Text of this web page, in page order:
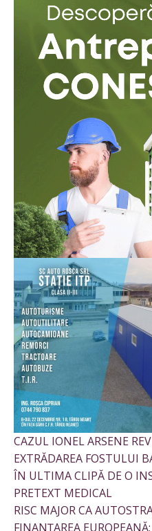
CAZUL IONEL ARSENE
EXTRĂDAREA FOSTULUI
ÎN ULTIMA CLIPĂ DE O
PRETEXT MEDICAL
RISC MAJOR CA
FINANȚAREA